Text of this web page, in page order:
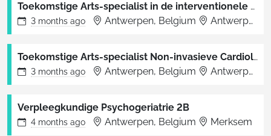
Toekomstige Arts-specialist in de interventionele Cardiologie – start 2027 (ZAS Hartcentrum)
3 months ago Antwerpen, Belgium Antwerpen
Toekomstige Arts-specialist Non-invasieve Cardiologie – start 2027 (ZAS Hartcentrum)
3 months ago Antwerpen, Belgium Antwerpen
Verpleegkundige Psychogeriatrie 2B
4 months ago Antwerpen, Belgium Merksem